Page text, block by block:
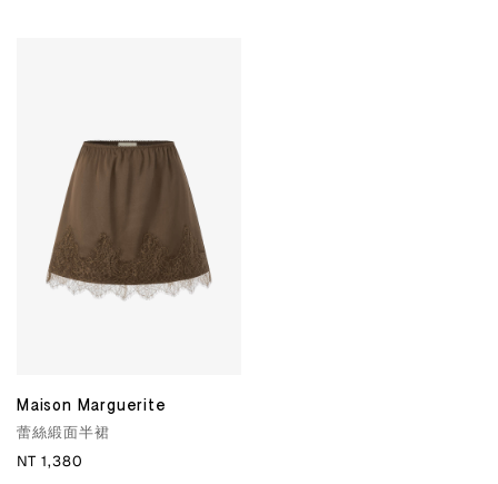
Maison Marguerite
蕾絲緞面半裙
NT 1,380